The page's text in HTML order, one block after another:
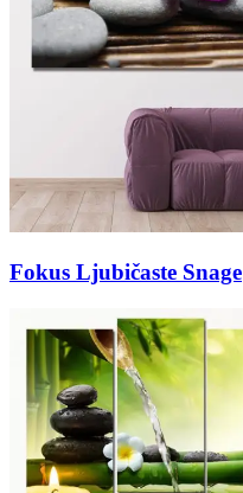
Fokus Ljubičaste Snage